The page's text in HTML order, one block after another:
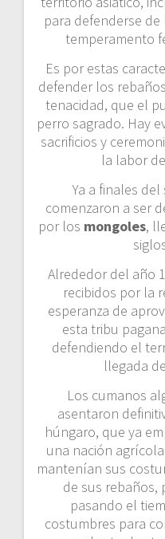
para defenderse
temperamento
Es por estas
defender los
tenacidad, que el
perro sagrado. Hay
sacrificios y
la labor
Ya a finales
comenzaron a ser
por los mongoles,
Alrededor del año
recibidos por la
esperanza de
esta tribu
defendiendo el
llegada
Los cumanos
asentaron
húngaro, que ya
una nación
mantenían sus
de sus rebaños,
pasando el
costumbres para